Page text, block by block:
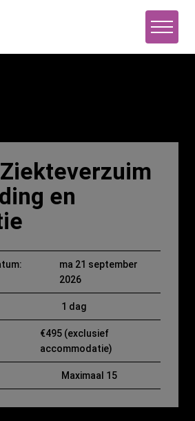
en
ma 21 september
2026
1 dag
€495 (exclusief
accommodatie)
Maximaal 15